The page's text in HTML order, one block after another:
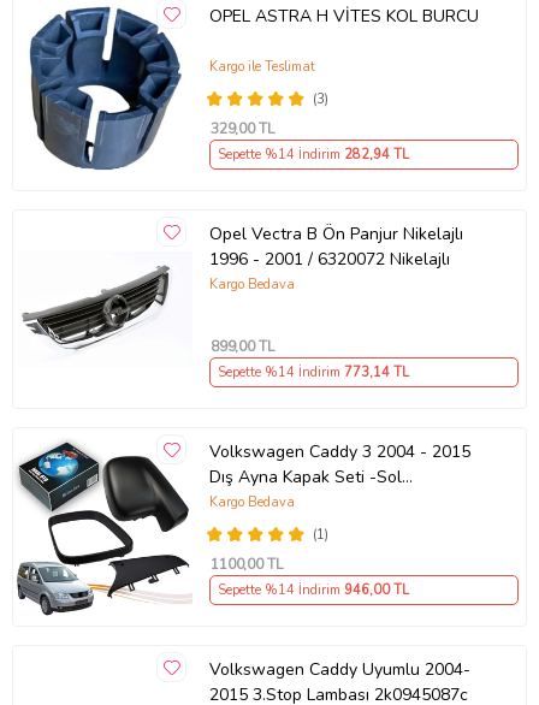
OPEL ASTRA H VİTES KOL BURCU
(3)
Kargo ile Teslimat
329,00 TL
Sepette %14 İndirim 282,94 TL
Opel Vectra B Ön Panjur Nikelajlı
1996 - 2001 / 6320072 Nikelajlı
Kargo Bedava
899,00 TL
Sepette %14 İndirim 773,14 TL
Volkswagen Caddy 3 2004 - 2015
Dış Ayna Kapak Seti -Sol
7E18575289 B9
(1)
Kargo Bedava
1100,00 TL
Sepette %14 İndirim 946,00 TL
Volkswagen Caddy Uyumlu 2004-
2015 3.Stop Lambası 2k0945087c